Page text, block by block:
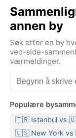
annen by
Søk etter en by
ved-side-
værmeldinger.
Populære
🇹🇷 Istanbul vs
🇺🇸 New York vs